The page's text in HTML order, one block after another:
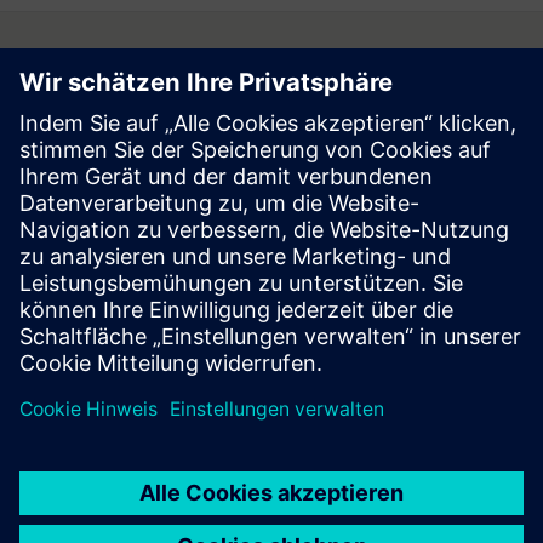
Follow
Press | Company | Siemens
© Siemens 1996 – 2026
Corporate Information
Privacy Notice
Cookie Notice
Digital ID